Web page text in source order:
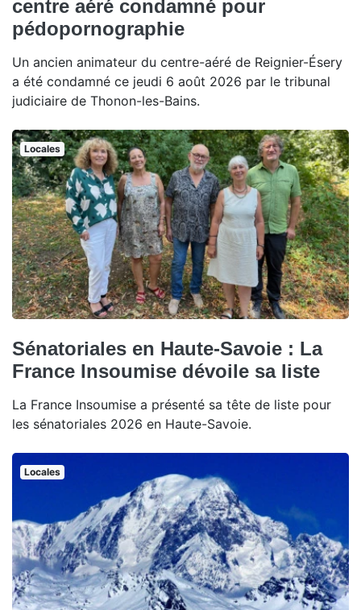
centre aéré condamné pour
pédopornographie
Un ancien animateur du centre-aéré de Reignier-Ésery
a été condamné ce jeudi 6 août 2026 par le tribunal
judiciaire de Thonon-les-Bains.
Locales
Sénatoriales en Haute-Savoie : La
France Insoumise dévoile sa liste
La France Insoumise a présenté sa tête de liste pour
les sénatoriales 2026 en Haute-Savoie.
Locales